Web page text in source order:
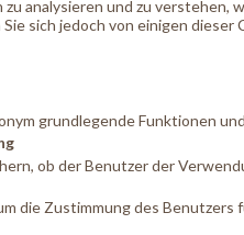
analysieren und zu verstehen,
sich jedoch von einigen dieser
grundlegende Funktionen
ob der Benutzer der
die Zustimmung des Benutzers